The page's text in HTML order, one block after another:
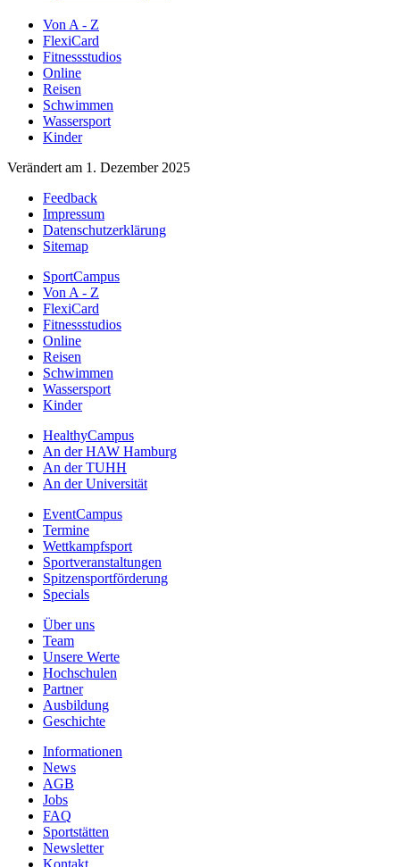
Von A - Z
FlexiCard
Fitnessstudios
Online
Reisen
Schwimmen
Wassersport
Kinder
Verändert am 1. Dezember 2025
Feedback
Impressum
Datenschutzerklärung
Sitemap
SportCampus
Von A - Z
FlexiCard
Fitnessstudios
Online
Reisen
Schwimmen
Wassersport
Kinder
HealthyCampus
An der HAW Hamburg
An der TUHH
An der Universität
EventCampus
Termine
Wettkampfsport
Sportveranstaltungen
Spitzensportförderung
Specials
Über uns
Team
Unsere Werte
Hochschulen
Partner
Ausbildung
Geschichte
Informationen
News
AGB
Jobs
FAQ
Sportstätten
Newsletter
Kontakt